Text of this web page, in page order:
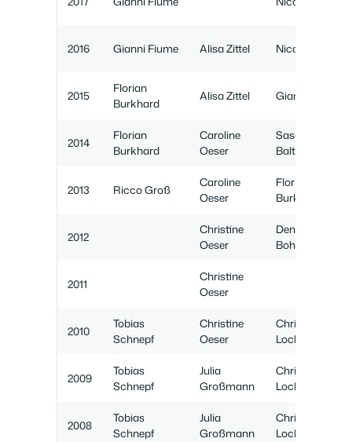
2016 Gianni Fiume Alisa Zittel Nico Klix
2015
Florian
Burkhard
Alisa Zittel Gianni Fiume
2014
Florian
Burkhard
Caroline
Oeser
Sascha
Balthasar
2013 Ricco Groß
Caroline
Oeser
Florian
Burkhard
2012
Christine
Oeser
Dennis
Bohleber
2011
Christine
Oeser
2010
Tobias
Schnepf
Christine
Oeser
Christian
Loch
2009
Tobias
Schnepf
Julia
Großmann
Christian
Loch
2008
Tobias
Schnepf
Julia
Großmann
Christian
Loch